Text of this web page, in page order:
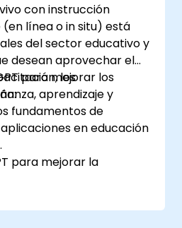
con instrucción
línea o in situ) está
del sector educativo y
desean aprovechar el
para mejorar los
aprendizaje y
los
fundamentos de
en educación
para mejorar la
para experiencias